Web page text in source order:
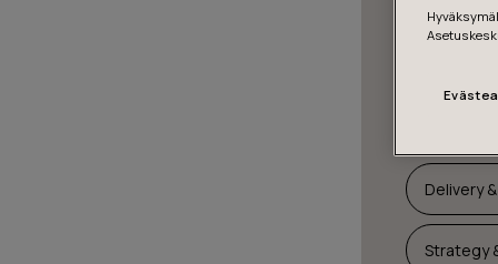
Berlin
Delivery
Strategy